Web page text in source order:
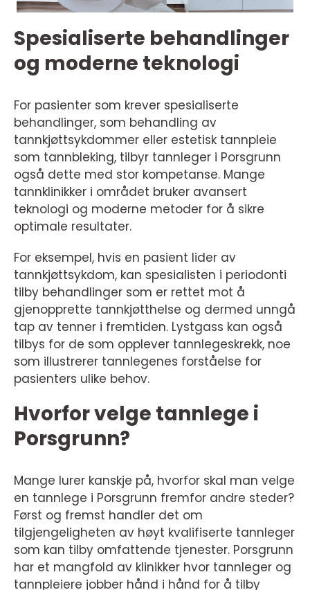
Spesialiserte behandlinger
og moderne teknologi
For pasienter som krever spesialiserte
behandlinger, som behandling av
tannkjøttsykdommer eller estetisk tannpleie
som tannbleking, tilbyr tannleger i Porsgrunn
også dette med stor kompetanse. Mange
tannklinikker i området bruker avansert
teknologi og moderne metoder for å sikre
optimale resultater.
For eksempel, hvis en pasient lider av
tannkjøttsykdom, kan spesialisten i periodonti
tilby behandlinger som er rettet mot å
gjenopprette tannkjøtthelse og dermed unngå
tap av tenner i fremtiden. Lystgass kan også
tilbys for de som opplever tannlegeskrekk, noe
som illustrerer tannlegenes forståelse for
pasienters ulike behov.
Hvorfor velge tannlege i
Porsgrunn?
Mange lurer kanskje på, hvorfor skal man velge
en tannlege i Porsgrunn fremfor andre steder?
Først og fremst handler det om
tilgjengeligheten av høyt kvalifiserte tannleger
som kan tilby omfattende tjenester. Porsgrunn
har et mangfold av klinikker hvor tannleger og
tannpleiere jobber hånd i hånd for å tilby